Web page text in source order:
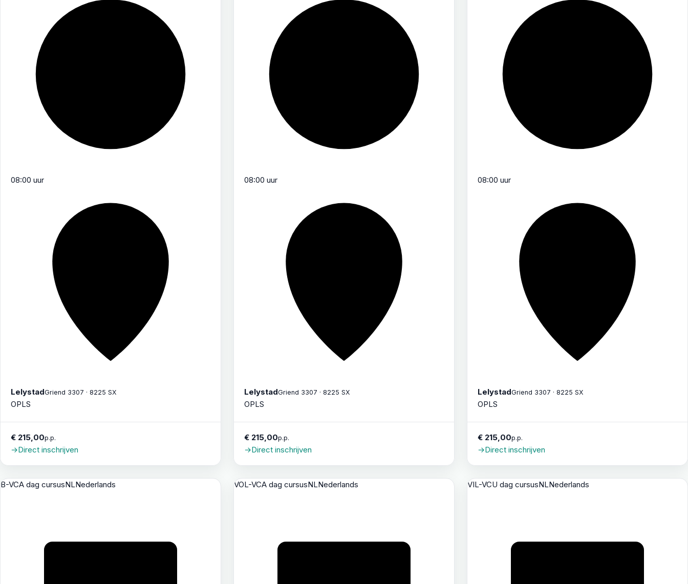
08:00 uur
LelystadGriend 3307 · 8225 SX
OPLS
€ 215,00p.p.
→Direct inschrijven
08:00 uur
LelystadGriend 3307 · 8225 SX
OPLS
€ 215,00p.p.
→Direct inschrijven
08:00 uur
LelystadGriend 3307 · 8225 SX
OPLS
€ 215,00p.p.
→Direct inschrijven
B-VCA dag cursusNLNederlands VOL-VCA dag cursusNLNederlands VIL-VCU dag cursusNLNederlands